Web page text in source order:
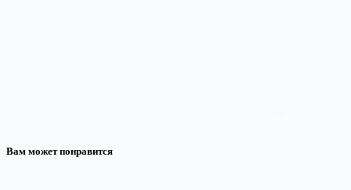
Вам может понравится